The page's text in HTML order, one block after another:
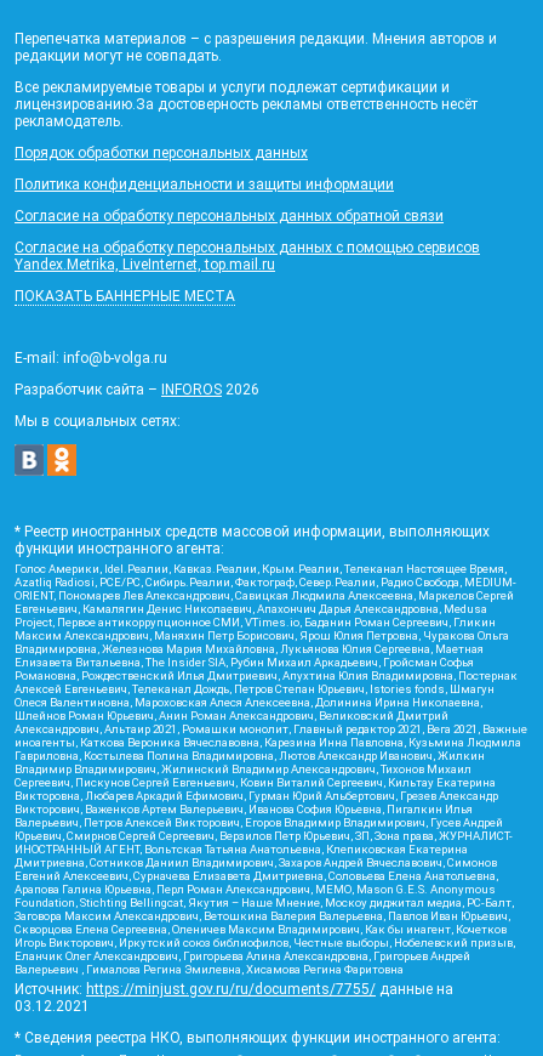
Перепечатка материалов – с разрешения редакции. Мнения авторов и
редакции могут не совпадать.
Все рекламируемые товары и услуги подлежат сертификации и
лицензированию.За достоверность рекламы ответственность несёт
рекламодатель.
Порядок обработки персональных данных
Политика конфиденциальности и защиты информации
Согласие на обработку персональных данных обратной связи
Согласие на обработку персональных данных с помощью сервисов
Yandex.Metrika, LiveInternet, top.mail.ru
ПОКАЗАТЬ БАННЕРНЫЕ МЕСТА
E-mail: info@b-volga.ru
Разработчик сайта – INFOROS 2026
Мы в социальных сетях:
* Реестр иностранных средств массовой информации, выполняющих
функции иностранного агента:
Голос Америки, Idel.Реалии, Кавказ.Реалии, Крым.Реалии, Телеканал Настоящее Время,
Azatliq Radiosi, PCE/PC, Сибирь.Реалии, Фактограф, Север.Реалии, Радио Свобода, MEDIUM-
ORIENT, Пономарев Лев Александрович, Савицкая Людмила Алексеевна, Маркелов Сергей
Евгеньевич, Камалягин Денис Николаевич, Апахончич Дарья Александровна, Medusa
Project, Первое антикоррупционное СМИ, VTimes.io, Баданин Роман Сергеевич, Гликин
Максим Александрович, Маняхин Петр Борисович, Ярош Юлия Петровна, Чуракова Ольга
Владимировна, Железнова Мария Михайловна, Лукьянова Юлия Сергеевна, Маетная
Елизавета Витальевна, The Insider SIA, Рубин Михаил Аркадьевич, Гройсман Софья
Романовна, Рождественский Илья Дмитриевич, Апухтина Юлия Владимировна, Постернак
Алексей Евгеньевич, Телеканал Дождь, Петров Степан Юрьевич, Istories fonds, Шмагун
Олеся Валентиновна, Мароховская Алеся Алексеевна, Долинина Ирина Николаевна,
Шлейнов Роман Юрьевич, Анин Роман Александрович, Великовский Дмитрий
Александрович, Альтаир 2021, Ромашки монолит, Главный редактор 2021, Вега 2021, Важные
иноагенты, Каткова Вероника Вячеславовна, Карезина Инна Павловна, Кузьмина Людмила
Гавриловна, Костылева Полина Владимировна, Лютов Александр Иванович, Жилкин
Владимир Владимирович, Жилинский Владимир Александрович, Тихонов Михаил
Сергеевич, Пискунов Сергей Евгеньевич, Ковин Виталий Сергеевич, Кильтау Екатерина
Викторовна, Любарев Аркадий Ефимович, Гурман Юрий Альбертович, Грезев Александр
Викторович, Важенков Артем Валерьевич, Иванова София Юрьевна, Пигалкин Илья
Валерьевич, Петров Алексей Викторович, Егоров Владимир Владимирович, Гусев Андрей
Юрьевич, Смирнов Сергей Сергеевич, Верзилов Петр Юрьевич, ЗП, Зона права, ЖУРНАЛИСТ-
ИНОСТРАННЫЙ АГЕНТ, Вольтская Татьяна Анатольевна, Клепиковская Екатерина
Дмитриевна, Сотников Даниил Владимирович, Захаров Андрей Вячеславович, Симонов
Евгений Алексеевич, Сурначева Елизавета Дмитриевна, Соловьева Елена Анатольевна,
Арапова Галина Юрьевна, Перл Роман Александрович, МЕМО, Mason G.E.S. Anonymous
Foundation, Stichting Bellingcat, Якутия – Наше Мнение, Москоу диджитал медиа, РС-Балт,
Заговора Максим Александрович, Ветошкина Валерия Валерьевна, Павлов Иван Юрьевич,
Скворцова Елена Сергеевна, Оленичев Максим Владимирович, Как бы инагент, Кочетков
Игорь Викторович, Иркутский союз библиофилов, Честные выборы, Нобелевский призыв,
Еланчик Олег Александрович, Григорьева Алина Александровна, Григорьев Андрей
Валерьевич , Гималова Регина Эмилевна, Хисамова Регина Фаритовна
Источник: https://minjust.gov.ru/ru/documents/7755/ данные на
03.12.2021
* Сведения реестра НКО, выполняющих функции иностранного агента: